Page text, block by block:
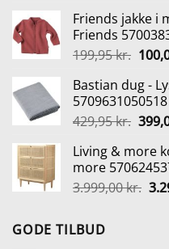
Friends jakke i
Friends
199,95kr. Den
pris
var:
Bastian dug -
5709631050518
429,95kr. Den
pris
var:
Living & more
more
3.999,00kr.
GODE TILBUD